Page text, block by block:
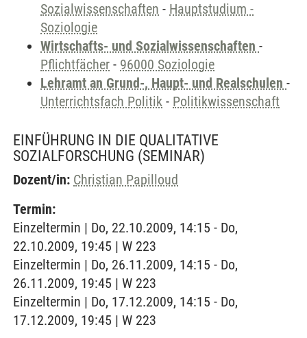
Sozialwissenschaften - Hauptstudium -
Soziologie
Wirtschafts- und Sozialwissenschaften -
Pflichtfächer - 96000 Soziologie
Lehramt an Grund-, Haupt- und Realschulen -
Unterrichtsfach Politik - Politikwissenschaft
EINFÜHRUNG IN DIE QUALITATIVE
SOZIALFORSCHUNG (SEMINAR)
Dozent/in: Christian Papilloud
Termin:
Einzeltermin | Do, 22.10.2009, 14:15 - Do,
22.10.2009, 19:45 | W 223
Einzeltermin | Do, 26.11.2009, 14:15 - Do,
26.11.2009, 19:45 | W 223
Einzeltermin | Do, 17.12.2009, 14:15 - Do,
17.12.2009, 19:45 | W 223